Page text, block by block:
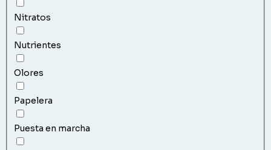
Nitratos
Nutrientes
Olores
Papelera
Puesta en marcha